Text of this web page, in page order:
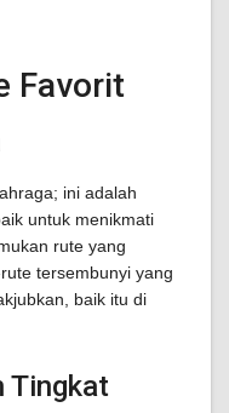
Favorit
ini adalah
untuk menikmati
rute yang
tersembunyi yang
baik itu di
Tingkat